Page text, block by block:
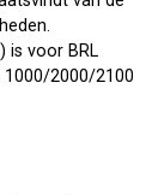
is voor BRL
1000/2000/2100